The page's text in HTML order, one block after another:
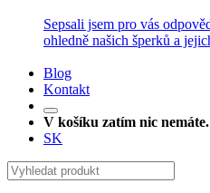
Sepsali jsem pro vás
ohledně našich šperků a
Blog
Kontakt
V košíku zatím nic nemáte.
SK